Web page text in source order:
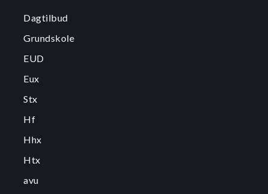
Dagtilbud
Grundskole
EUD
Eux
Stx
Hf
Hhx
Htx
avu